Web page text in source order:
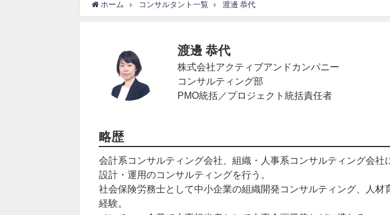
ホーム コンサルタント一覧 渡邊 恭代
渡邊 恭代
株式会社アクティブアンドカンパニー
コンサルティング部
PMO統括／プロジェクト統括責任者
略歴
会計系コンサルティング会社、組織・人事系コンサルティング会社
設計・運用のコンサルティングを行う。
社会保険労務士として中小企業の組織開発コンサルティング、人材
経験。